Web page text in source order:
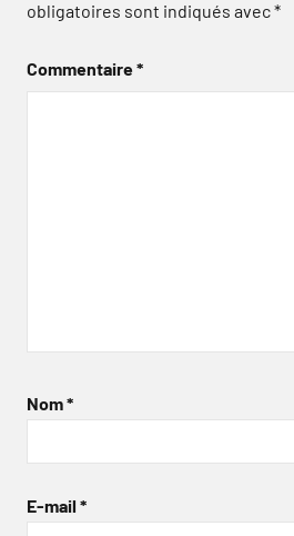
obligatoires sont indiqués avec*
Commentaire*
Nom*
E-mail *